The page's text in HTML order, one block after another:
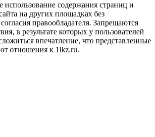
использование содержания страниц и
на других площадках без
правообладателя. Запрещаются
в результате которых у пользователей
впечатление, что представленные
отношения к 1lkz.ru.